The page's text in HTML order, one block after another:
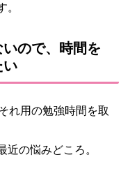
。
ので、時間を
い
れ用の勉強時間を取
近の悩みどころ。